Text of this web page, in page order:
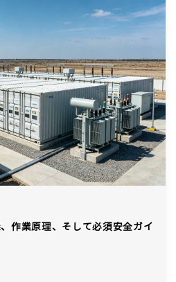
作業原理、そして必須安全ガイ